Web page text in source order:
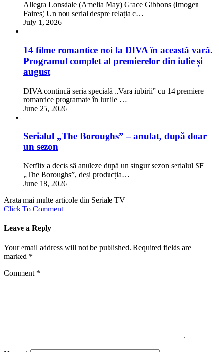
Allegra Lonsdale (Amelia May) Grace Gibbons (Imogen
Faires) Un nou serial despre relația c…
July 1, 2026
14 filme romantice noi la DIVA în această vară.
Programul complet al premierelor din iulie și
august
DIVA continuă seria specială „Vara iubirii” cu 14 premiere
romantice programate în lunile …
June 25, 2026
Serialul „The Boroughs” – anulat, după doar
un sezon
Netflix a decis să anuleze după un singur sezon serialul SF
„The Boroughs”, deși producția…
June 18, 2026
Arata mai multe articole din Seriale TV
Click To Comment
Leave a Reply
Your email address will not be published. Required fields are
marked *
Comment *